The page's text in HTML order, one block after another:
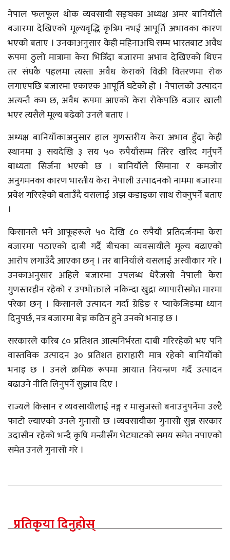
नेपाल फलफूल थोक व्यवसायी सङ्घका अध्यक्ष अमर बानियाँले
बजारमा देखिएको मूल्यवृद्धि कृत्रिम नभई आपूर्ति अभावका कारण
भएको बताए । उनकाअनुसार केही महिनाअघि सम्म भारतबाट अवैध
रूपमा ठुलो मात्रामा केरा भित्रिँदा बजारमा अभाव देखिएको थिएन
तर संघकै पहलमा त्यस्ता अवैध केराको विक्री वितरणमा रोक
लगाएपछि बजारमा एकाएक आपूर्ति घटेको हो । नेपालको उत्पादन
अत्यन्तै कम छ, अवैध रूपमा आएको केरा रोकेपछि बजार खाली
भएर त्यसैले मूल्य बढेको उनले बताए ।
अध्यक्ष बानियाँकाअनुसार हाल गुणस्तरीय केरा अभाव हुँदा केही
स्थानमा ३ सयदेखि ३ सय ५० रुपैयाँसम्म तिरेर खरिद गर्नुपर्ने
बाध्यता सिर्जना भएको छ । बानियाँले सिमाना र कमजोर
अनुगमनका कारण भारतीय केरा नेपाली उत्पादनको नाममा बजारमा
प्रवेश गरिरहेको बताउँदै यसलाई अझ कडाइका साथ रोक्नुपर्ने बताए
।
किसानले भने आफूहरूले ५० देखि ८० रुपैयाँ प्रतिदर्जनमा केरा
बजारमा पठाएको दाबी गर्दै बीचका व्यवसायीले मूल्य बढाएको
आरोप लगाउँदै आएका छन् । तर बानियाँले यसलाई अस्वीकार गरे ।
उनकाअनुसार अहिले बजारमा उपलब्ध धेरैजसो नेपाली केरा
गुणस्तरहीन रहेको र उपभोक्ताले नकिन्दा खुद्रा व्यापारीसमेत मारमा
परेका छन् । किसानले उत्पादन गर्दा ग्रेडिङ र प्याकेजिङमा ध्यान
दिनुपर्छ, नत्र बजारमा बेच्न कठिन हुने उनको भनाइ छ ।
सरकारले करिब ८० प्रतिशत आत्मनिर्भरता दाबी गरिरहेको भए पनि
वास्तविक उत्पादन ३० प्रतिशत हाराहारी मात्र रहेको बानियाँको
भनाइ छ । उनले क्रमिक रूपमा आयात नियन्त्रण गर्दै उत्पादन
बढाउने नीति लिनुपर्ने सुझाव दिए ।
राज्यले किसान र व्यवसायीलाई नङ्ग र मासुजस्तो बनाउनुपर्नेमा उल्टै
फाटो ल्याएको उनले गुनासो छ ।व्यवसायीका गुनासो सुन्न सरकार
उदासीन रहेको भन्दै कृषि मन्त्रीसँग भेटघाटको समय समेत नपाएको
समेत उनले गुनासो गरे ।
प्रतिकृया दिनुहोस्